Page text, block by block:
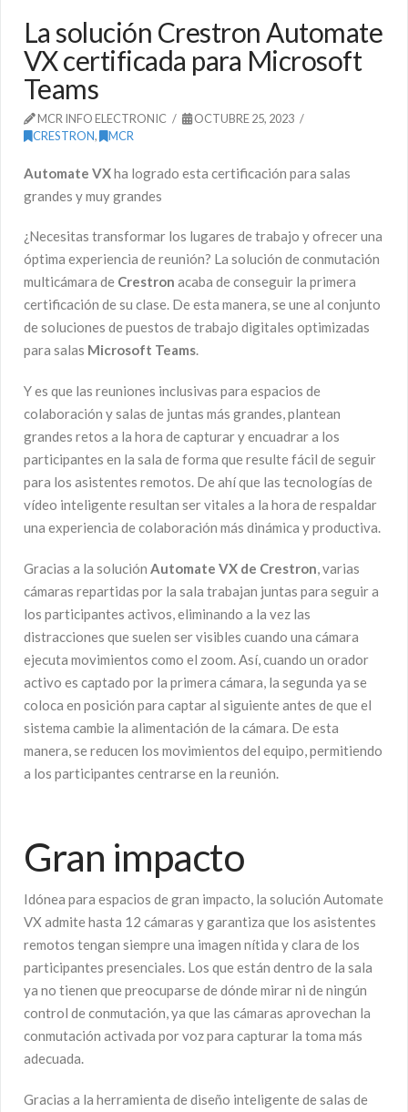
La solución Crestron Automate
VX certificada para Microsoft
Teams
MCR INFO ELECTRONIC
OCTUBRE 25, 2023
CRESTRON, MCR
Automate VXha logrado esta certificación para salas
grandes y muy grandes
¿Necesitas transformar los lugares de trabajo y ofrecer una
óptima experiencia de reunión? La solución de conmutación
multicámara de Crestron acaba de conseguir la primera
certificación de su clase. De esta manera, se une al conjunto
de soluciones de puestos de trabajo digitales optimizadas
para salas Microsoft Teams.
Y es que las reuniones inclusivas para espacios de
colaboración y salas de juntas más grandes, plantean
grandes retos a la hora de capturar y encuadrar a los
participantes en la sala de forma que resulte fácil de seguir
para los asistentes remotos. De ahí que las tecnologías de
vídeo inteligente resultan ser vitales a la hora de respaldar
una experiencia de colaboración más dinámica y productiva.
Gracias a la solución Automate VX de Crestron, varias
cámaras repartidas por la sala trabajan juntas para seguir a
los participantes activos, eliminando a la vez las
distracciones que suelen ser visibles cuando una cámara
ejecuta movimientos como el zoom. Así, cuando un orador
activo es captado por la primera cámara, la segunda ya se
coloca en posición para captar al siguiente antes de que el
sistema cambie la alimentación de la cámara. De esta
manera, se reducen los movimientos del equipo, permitiendo
a los participantes centrarse en la reunión.
Gran impacto
Idónea para espacios de gran impacto, la solución Automate
VX admite hasta 12 cámaras y garantiza que los asistentes
remotos tengan siempre una imagen nítida y clara de los
participantes presenciales. Los que están dentro de la sala
ya no tienen que preocuparse de dónde mirar ni de ningún
control de conmutación, ya que las cámaras aprovechan la
conmutación activada por voz para capturar la toma más
adecuada.
Gracias a la herramienta de diseño inteligente de salas de